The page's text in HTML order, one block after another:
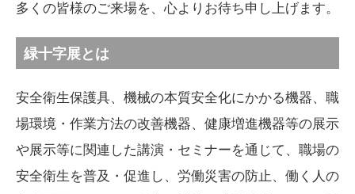
多くの皆様のご来場を、心よりお待ち申し上げます。
緑十字展とは
安全衛生保護具、機械の本質安全化にかかる機器、職
場環境・作業方法の改善機器、健康増進機器等の展示
や展示等に関連した講演・セミナーを通じて、職場の
安全衛生を普及・促進し、労働災害の防止、働く人の